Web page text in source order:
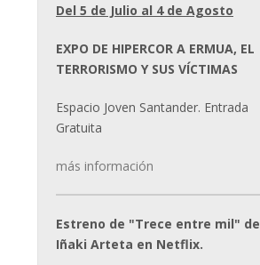
Del 5 de Julio al 4 de Agosto
EXPO DE HIPERCOR A ERMUA, EL
TERRORISMO Y SUS VÍCTIMAS
Espacio Joven Santander. Entrada
Gratuita
más información
Estreno de "Trece entre mil" de
Iñaki Arteta en Netflix.